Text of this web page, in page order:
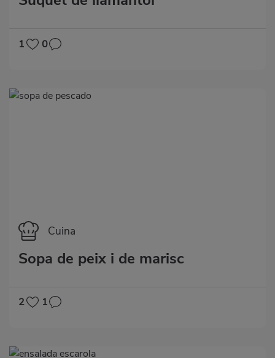
1 0
Categoría
Cuina
Sopa de peix i de marisc
2 1